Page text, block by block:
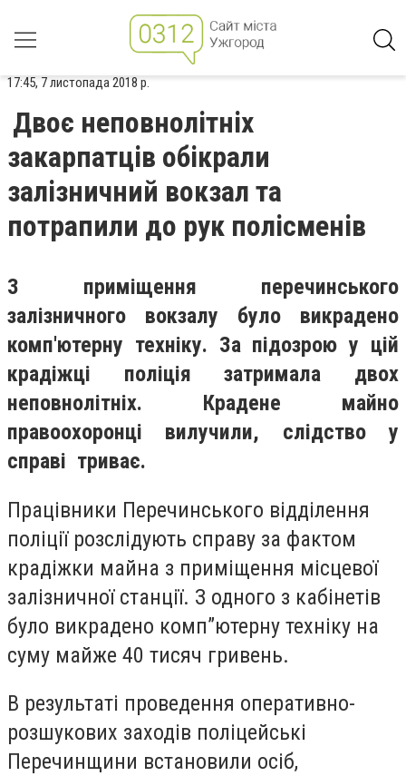
17:45, 7 листопада 2018 р.
Двоє неповнолітніх
закарпатців обікрали
залізничний вокзал та
потрапили до рук полісменів
З приміщення перечинського
залізничного вокзалу було викрадено
комп'ютерну техніку. За підозрою у цій
крадіжці поліція затримала двох
неповнолітніх. Крадене майно
правоохоронці вилучили, слідство у
справі триває.
Працівники Перечинського відділення
поліції розслідують справу за фактом
крадіжки майна з приміщення місцевої
залізничної станції. З одного з кабінетів
було викрадено комп”ютерну техніку на
суму майже 40 тисяч гривень.
В результаті проведення оперативно-
розшукових заходів поліцейські
Перечинщини встановили осіб,